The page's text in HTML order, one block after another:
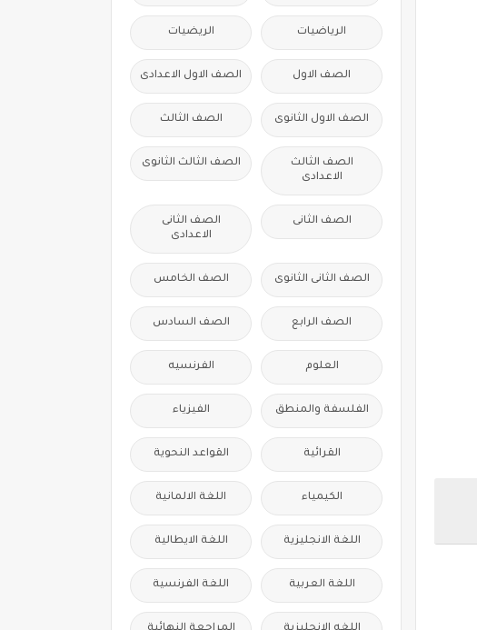
الرياضيات الريضيات
الصف الاول الصف الاول الاعدادى
الصف الاول الثانوى الصف الثالث
الصف الثالث
الاعدادى
الصف الثالث الثانوى
الصف الثانى
الصف الثانى
الاعدادى
الصف الثانى الثانوى الصف الخامس
الصف الرابع الصف السادس
العلوم الفرنسيه
الفلسفة والمنطق الفيزياء
القرائية القواعد النحوية
الكيمياء اللغة الالمانية
اللغة الانجليزية اللغة الايطالية
اللغة العربية اللغة الفرنسية